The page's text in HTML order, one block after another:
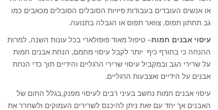
או אנשים העובדים בעבודות פיזיות הסובלים הסובלים מכאבים כמו
גב תחתון תפוס, צוואר תפוס או הגבלה בתנועה.
עיסוי אבנים חמות– טיפול מאוד פופולארי בכל עונות השנה, למרות
ההנחה כי בחורף כיף יותר לקבל עיסוי מחמם, הנחת אבנים חמות
על שרירי הגב ובמקביל עיסוי שרירי הרגליים והידיים תוך כדי הנחת
אבנים על הידיים ואצבעות הרגליים.
עיסוי אבנים חמות נחשב בעיני רבים לעיסוי מפנק,בגלל החום של
האבנים אך יחד עם זאת ניתן להיכנס לשרירים העמוקים ולשחרר את